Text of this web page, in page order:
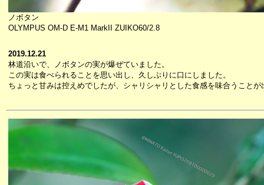
ノボタン
OLYMPUS OM-D E-M1 MarkII ZUIKO60/2.8
2019.12.21
林道沿いで、ノボタンの実が爆ぜていました。
この実は食べられることを思い出し、久しぶりに口にしました。
ちょっと甘みは控えめでしたが、シャリシャリとした食感を味合うことが